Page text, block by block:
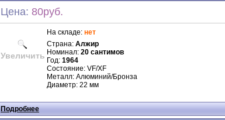
Цена: 80руб.
Увеличить
На складе: нет
Страна: Алжир
Номинал: 20 сантимов
Год: 1964
Состояние: VF/XF
Металл: Алюминий/Бронза
Диаметр: 22 мм
Подробнее